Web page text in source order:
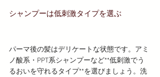
シャンプーは低刺激タイプを選ぶ
パーマ後の髪はデリケートな状態です。アミ
ノ酸系・PPT系シャンプーなど**低刺激でう
るおいを守れるタイプ**を選びましょう。洗